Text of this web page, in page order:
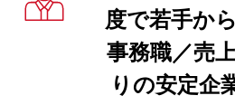
度で若手か
事務職／売
りの安定企